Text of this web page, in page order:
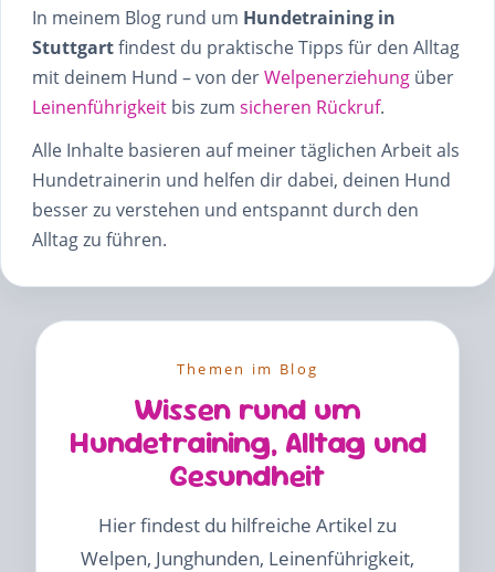
In meinem Blog rund um Hundetraining in
Stuttgartfindest du praktische Tipps für den Alltag
mit deinem Hund – von derWelpenerziehung über
Leinenführigkeit bis zum sicheren Rückruf.
Alle Inhalte basieren auf meiner täglichen Arbeit als
Hundetrainerin und helfen dir dabei, deinen Hund
besser zu verstehen und entspannt durch den
Alltag zu führen.
Themen im Blog
Wissen rund um
Hundetraining, Alltag und
Gesundheit
Hier findest du hilfreiche Artikel zu
Welpen, Junghunden, Leinenführigkeit,